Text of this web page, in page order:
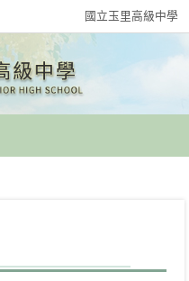
國立玉里高級中學